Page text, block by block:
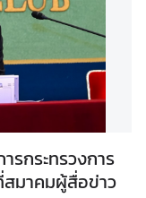
รกระทรวงการ
มาคมผู้สื่อข่าว